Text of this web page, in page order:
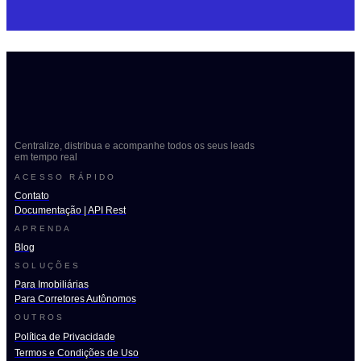
Centralize, distribua e acompanhe todos os seus leads
em tempo real
ACESSO RÁPIDO
Contato
Documentação | API Rest
APRENDA
Blog
SOLUÇÕES
Para Imobiliárias
Para Corretores Autônomos
OUTROS
Política de Privacidade
Termos e Condições de Uso